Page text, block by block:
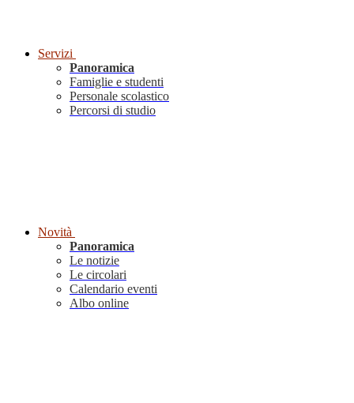
Servizi
Panoramica
Famiglie e studenti
Personale scolastico
Percorsi di studio
Novità
Panoramica
Le notizie
Le circolari
Calendario eventi
Albo online